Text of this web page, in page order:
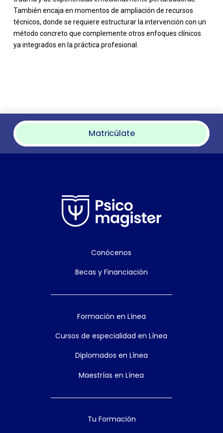
También encaja en momentos de ampliación de recursos
técnicos, donde se requiere estructurar la intervención con un
método concreto que complemente otros enfoques clínicos
ya integrados en la práctica profesional.
Matricúlate
Conócenos
Becas y Financiación
Formación en Línea
Cursos de especialidad en Línea
Diplomados en Línea
Maestrías en Línea
Tu Formación